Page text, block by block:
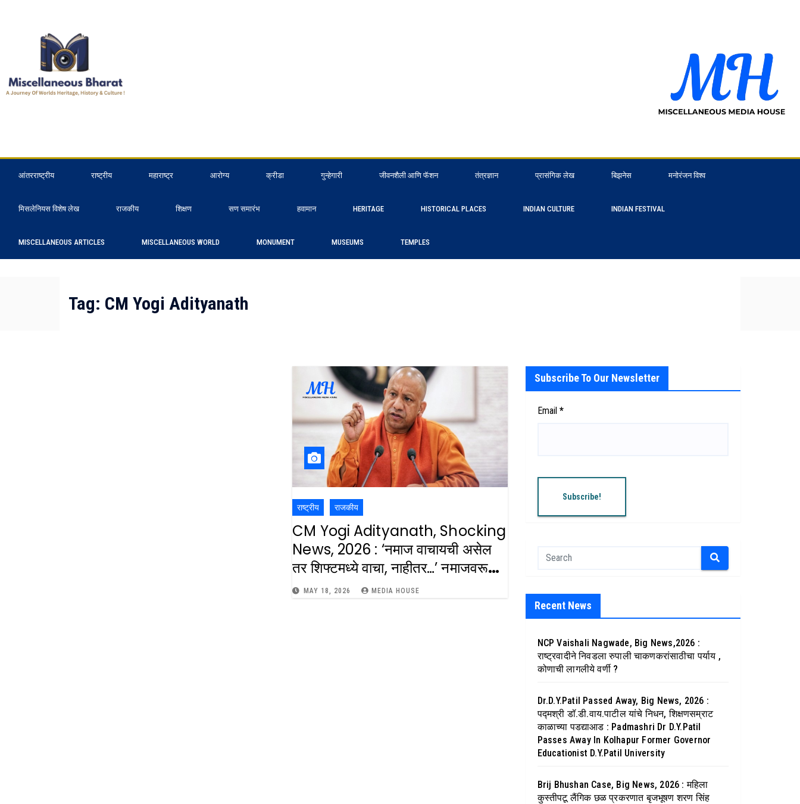
आंतरराष्ट्रीय राष्ट्रीय महाराष्ट्र आरोग्य क्रीडा गुन्हेगारी जीवनशैली आणि फॅशन तंत्रज्ञान प्रासंगिक लेख बिझनेस मनोरंजन विश्व
मिसलेनियस विशेष लेख राजकीय शिक्षण सण समारंभ हवामान HERITAGE HISTORICAL PLACES INDIAN CULTURE INDIAN FESTIVAL
MISCELLANEOUS ARTICLES MISCELLANEOUS WORLD MONUMENT MUSEUMS TEMPLES
Tag: CM Yogi Adityanath
राष्ट्रीय राजकीय
CM Yogi Adityanath, Shocking
News, 2026 : ‘नमाज वाचायची असेल
तर शिफ्टमध्ये वाचा, नाहीतर…’ नमाजवरून
CM Yogi आदित्यनाथांचा मोठा इशारा :
MAY 18, 2026 MEDIA HOUSE
Subscribe To Our Newsletter
Email *
Recent News
NCP Vaishali Nagwade, Big News,2026 :
राष्ट्रवादीने निवडला रुपाली चाकणकरांसाठीचा पर्याय ,
कोणाची लागलीये वर्णी ?
Dr.D.Y.Patil Passed Away, Big News, 2026 :
पद्मश्री डॉ.डी.वाय.पाटील यांचे निधन, शिक्षणसम्राट
काळाच्या पडद्याआड : Padmashri Dr D.Y.Patil
Passes Away In Kolhapur Former Governor
Educationist D.Y.Patil University
Brij Bhushan Case, Big News, 2026 : महिला
कुस्तीपटू लैंगिक छळ प्रकरणात बृजभूषण शरण सिंह